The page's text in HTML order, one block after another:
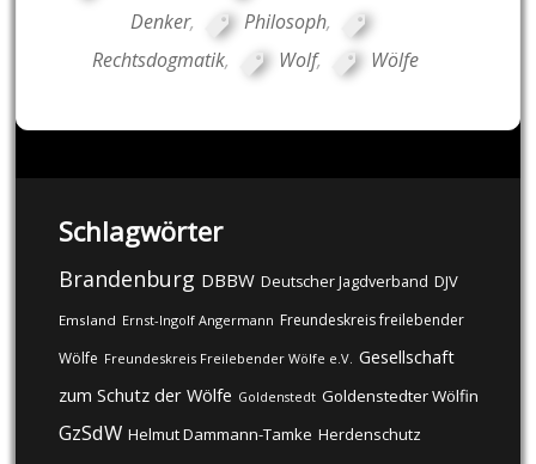
Denker, Philosoph,
Rechtsdogmatik, Wolf, Wölfe
Schlagwörter
Brandenburg DBBW Deutscher Jagdverband DJV
Emsland Ernst-Ingolf Angermann Freundeskreis freilebender
Wölfe Freundeskreis Freilebender Wölfe e.V. Gesellschaft
zum Schutz der Wölfe Goldenstedt Goldenstedter Wölfin
GzSdW Helmut Dammann-Tamke Herdenschutz